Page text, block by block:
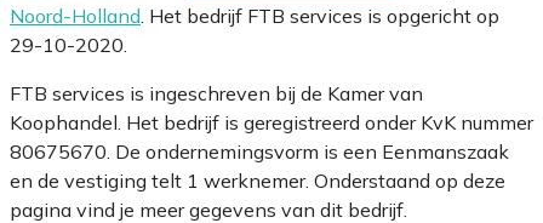
Noord-Holland . Het bedrijf FTB services is opgericht op
29-10-2020.
FTB services is ingeschreven bij de Kamer van
Koophandel. Het bedrijf is geregistreerd onder KvK nummer
80675670. De ondernemingsvorm is een Eenmanszaak
en de vestiging telt 1 werknemer. Onderstaand op deze
pagina vind je meer gegevens van dit bedrijf.